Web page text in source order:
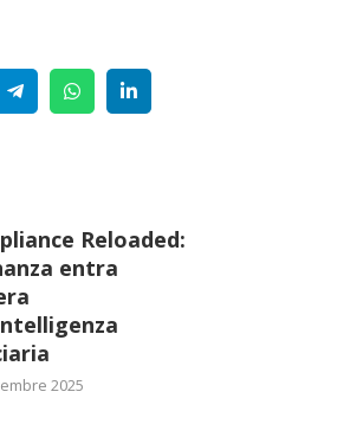
TelegramWhatsApp
Reloaded:
entra
2025